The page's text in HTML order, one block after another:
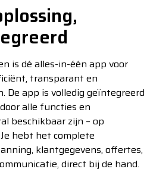
is dé alles-in-één app voor
transparant en
De app is volledig geïntegreerd
alle functies en
beschikbaar zijn – op
hebt het complete
klantgegevens, offertes,
direct bij de hand.